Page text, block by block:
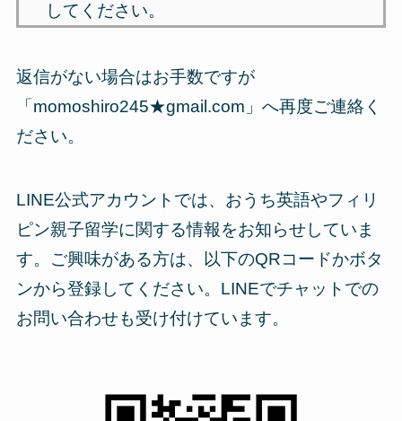
してください。
返信がない場合はお手数ですが
「momoshiro245★gmail.com」へ再度ご連絡く
ださい。
LINE公式アカウントでは、おうち英語やフィリ
ピン親子留学に関する情報をお知らせしていま
す。ご興味がある方は、以下のQRコードかボタ
ンから登録してください。LINEでチャットでの
お問い合わせも受け付けています。